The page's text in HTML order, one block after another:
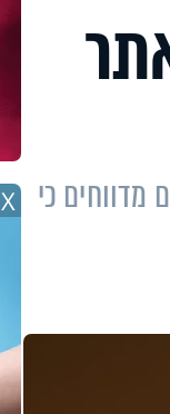
מדווחים כי X